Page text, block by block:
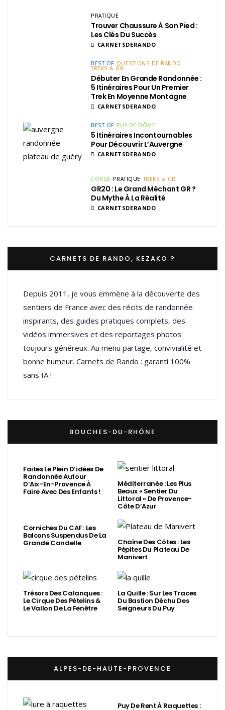
PRATIQUE
Trouver Chaussure À Son Pied :
Les Clés Du Succès
CARNETSDERANDO
BEST OF QUESTIONS DE RANDO
TREKS & GR
Débuter En Grande Randonnée :
5 Itinéraires Pour Un Premier
Trek En Moyenne Montagne
CARNETSDERANDO
BEST OF PUY-DE-DÔME
5 Itinéraires Incontournables
Pour Découvrir L’Auvergne
CARNETSDERANDO
CORSE PRATIQUE TREKS & GR
GR20 : Le Grand Méchant GR ?
Du Mythe À La Réalité
CARNETSDERANDO
CARNETS DE RANDO, KEZAKO ?
Depuis 2011, je vous emmène à la découverte des
sentiers de France avec des récits de randonnée
inspirants, des guides pratiques complets, des
vidéos immersives et des reportages photos
toujours généreux. Au menu partage, convivialité et
bonne humeur. Carnets de Rando : garanti 100%
sans IA !
BOUCHES-DU-RHÔNE
Faites Le Plein D’idées De
Randonnée Autour
D’Aix-En-Provence À
Faire Avec Des Enfants !
Méditerranée : Les Plus
Beaux « Sentier Du
Littoral » De Provence-
Côte D’Azur
Corniches Du CAF : Les
Balcons Suspendus De La
Grande Candelle Chaîne Des Côtes : Les
Pépites Du Plateau De
Manivert
Trésors Des Calanques :
Le Cirque Des Pételins &
Le Vallon De La Fenêtre
La Quille : Sur Les Traces
Du Bastion Déchu Des
Seigneurs Du Puy
ALPES-DE-HAUTE-PROVENCE
Puy De Rent À Raquettes :